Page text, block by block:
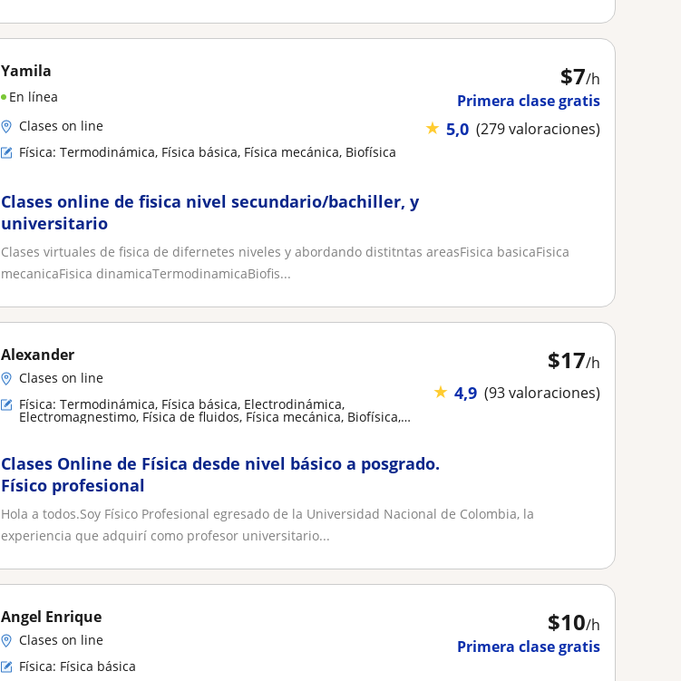
$7/h
Primera clase gratis
★ 5,0 (279 valoraciones)
Yamila
En línea
Clases on line
Física: Termodinámica, Física básica, Física mecánica, Biofísica
Clases online de fisica nivel secundario/bachiller, y
universitario
Clases virtuales de fisica de difernetes niveles y abordando distitntas areasFisica basicaFisica
mecanicaFisica dinamicaTermodinamicaBiofis...
$17/h
★ 4,9 (93 valoraciones)
Alexander
Clases on line
Física: Termodinámica, Física básica, Electrodinámica,
Electromagnestimo, Física de fluidos, Física mecánica, Biofísica,
Relatividad
Clases Online de Física desde nivel básico a posgrado.
Físico profesional
Hola a todos.Soy Físico Profesional egresado de la Universidad Nacional de Colombia, la
experiencia que adquirí como profesor universitario...
$10/h
Primera clase gratis
Angel Enrique
Clases on line
Física: Física básica